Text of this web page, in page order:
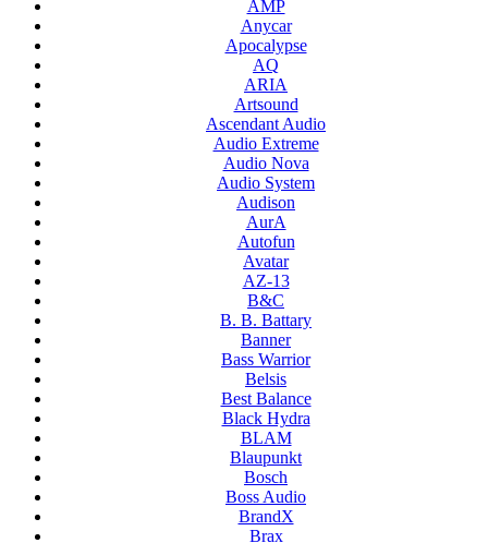
AMP
Anycar
Apocalypse
AQ
ARIA
Artsound
Ascendant Audio
Audio Extreme
Audio Nova
Audio System
Audison
AurA
Autofun
Avatar
AZ-13
B&C
B. B. Battary
Banner
Bass Warrior
Belsis
Best Balance
Black Hydra
BLAM
Blaupunkt
Bosch
Boss Audio
BrandX
Brax